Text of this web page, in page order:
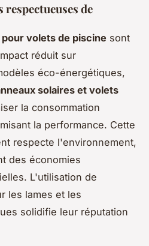
respectueuses de
volets de piscine sont
réduit sur
éco-énergétiques,
solaires et volets
la consommation
la performance. Cette
respecte l'environnement,
des économies
L'utilisation de
les lames et les
solidifie leur réputation